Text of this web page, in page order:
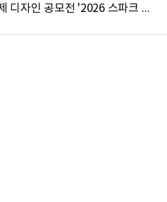
성신여대 학부생 '다온' 팀, 국제 디자인 공모전 '2026 스파크 어워드' 동상 수상